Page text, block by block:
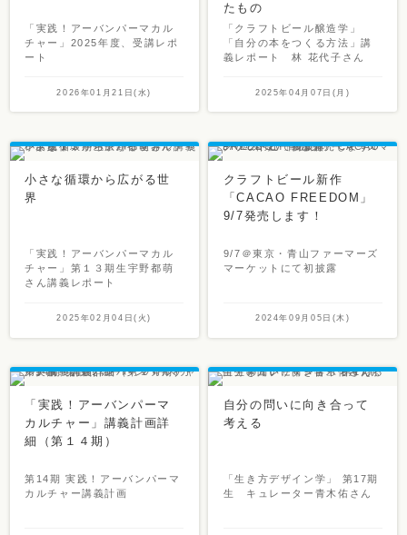
「実践！アーバンパーマカル
チャー」2025年度、受講レポ
ート
2026年01月21日(水)
たもの
「クラフトビール醸造学」
「自分の本をつくる方法」講
義レポート 林 花代子さん
2025年04月07日(月)
小さな循環から広がる世
界
「実践！アーバンパーマカル
チャー」第１３期生宇野都萌
さん講義レポート
2025年02月04日(火)
クラフトビール新作
「CACAO FREEDOM」
9/7発売します！
9/7＠東京・青山ファーマーズ
マーケットにて初披露
2024年09月05日(木)
「実践！アーバンパーマ
カルチャー」講義計画詳
細（第１４期）
第14期 実践！アーバンパーマ
カルチャー講義計画
自分の問いに向き合って
考える
「生き方デザイン学」 第17期
生 キュレーター青木佑さん